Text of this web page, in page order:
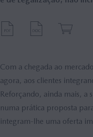
Com a chegada ao
agora, aos clientes
Reforçando, ainda mais, a
numa prática proposta
integram-lhe uma oferta